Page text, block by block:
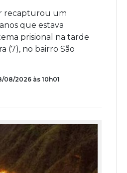
recapturou um
que estava
prisional na tarde
(7), no bairro São
08/2026 às 10h01